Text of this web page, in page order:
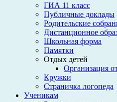
ГИА 11 класс
Публичные доклады
Родительские
Дистанционное
Школьная форма
Памятки
Отдых детей
Организация
Кружки
Страничка логопеда
Ученикам